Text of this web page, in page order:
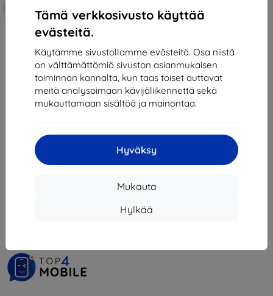
Tämä verkkosivusto käyttää
evästeitä.
Käytämme sivustollamme evästeitä. Osa niistä
on välttämättömiä sivuston asianmukaisen
toiminnan kannalta, kun taas toiset auttavat
meitä analysoimaan kävijäliikennettä sekä
mukauttamaan sisältöä ja mainontaa.
Hyväksy
Mukauta
Hylkää
kupongilla
3mk FlexibleGlass Pro Hybrid
glass for Lenovo ThinkPad X1
Yoga Gen 8
43,90 €
39,51 €
Varastossa > 5 kpl